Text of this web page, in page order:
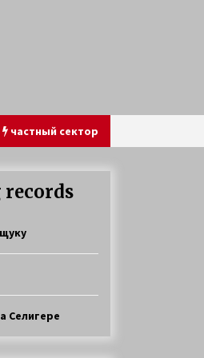
частный сектор
Селигере